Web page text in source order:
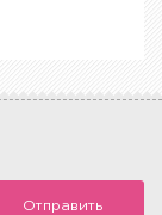
Отправить